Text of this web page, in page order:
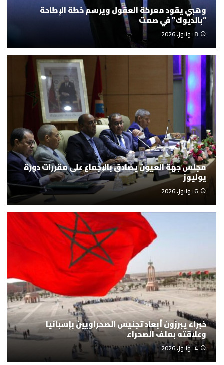
وهبي يقود معركة العقول ويرسم خطة الإطاحة
“بالديوك” في صمت
8 يوليوز، 2026
مجلس جهة العيون يصادق بالإجماع على مقررات دورة
يوليوز
6 يوليوز، 2026
خبراء يبرزون أبعاد تجنيس الصحراويين بإسبانيا
وعلاقته بملف الصحراء
4 يوليوز، 2026